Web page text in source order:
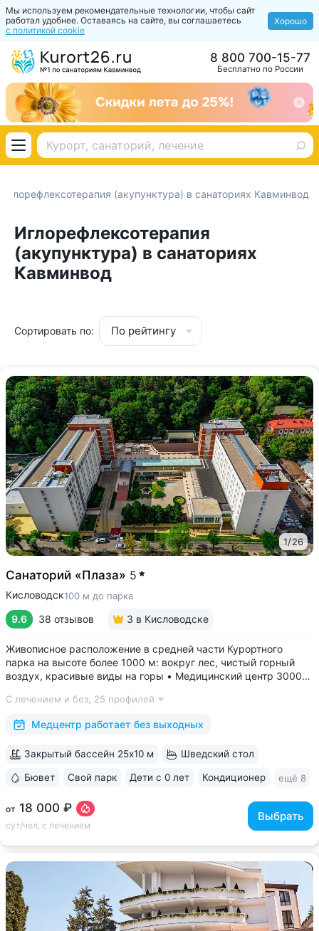
Мы используем рекомендательные технологии, чтобы сайт
работал удобнее. Оставаясь на сайте, вы соглашаетесь
с политикой cookie
Хорошо
Бесплатно по России
8 800 700-15-77
Иглорефлексотерапия (акупунктура) в санаториях Кавминвод
Иглорефлексотерапия
(акупунктура) в санаториях
Кавминвод
Сортировать по: По рейтингу
1/26
Санаторий «Плаза» 5
Кисловодск100 м до парка
9.6 38 отзывов 3 в Кисловодске
Живописное расположение в средней части Курортного
парка на высоте более 1000 м: вокруг лес, чистый горный
воздух, красивые виды на горы • Медицинский центр 3000
квалификации • Более 1000 видов диагностики и ДНК-
исследований. Есть диагностика...
С лечением и без, 25 профилей
Медцентр работает без выходных
от 18 000 ₽
сут/чел, с лечением
Выбрать
Закрытый бассейн 25x10 м Шведский стол
Бювет Свой парк Дети с 0 лет Кондиционер ещё 8